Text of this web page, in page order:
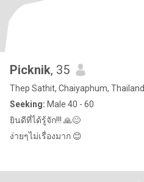
Picknik, 35
Thep Sathit, Chaiyaphum, Thailand
Seeking: Male 40 - 60
ยินดีที่ได้รู้จัก!!! 🙏😊
ง่ายๆไม่เรื่องมาก 😊